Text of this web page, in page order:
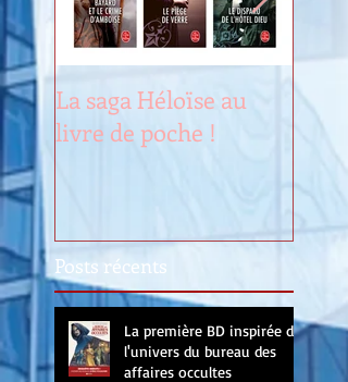
La saga Héloïse au
livre de poche !
Posts récents
La première BD inspirée de
l'univers du bureau des
affaires occultes